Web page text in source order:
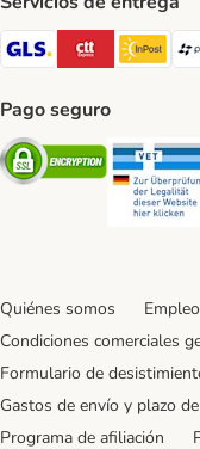
GLS Shipping
Pago seguro
Security
Quiénes somos Empleo
Condiciones comerciales
Formulario de
Gastos de envío y plazo
Programa de afiliación